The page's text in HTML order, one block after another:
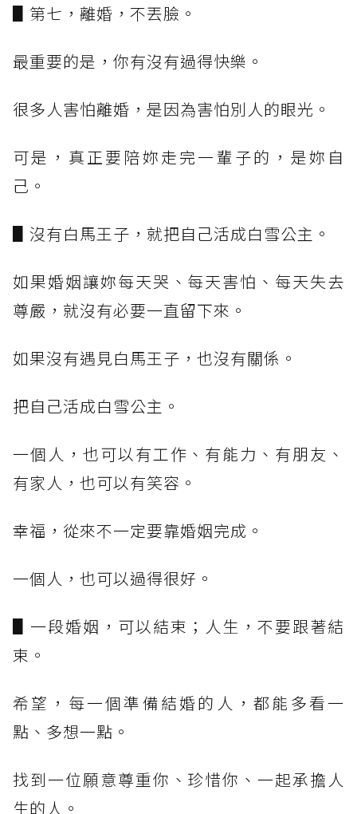
▋第七，離婚，不丟臉。
最重要的是，你有沒有過得快樂。
很多人害怕離婚，是因為害怕別人的眼光。
可是，真正要陪妳走完一輩子的，是妳自
己。
▋沒有白馬王子，就把自己活成白雪公主。
如果婚姻讓妳每天哭、每天害怕、每天失去
尊嚴，就沒有必要一直留下來。
如果沒有遇見白馬王子，也沒有關係。
把自己活成白雪公主。
一個人，也可以有工作、有能力、有朋友、
有家人，也可以有笑容。
幸福，從來不一定要靠婚姻完成。
一個人，也可以過得很好。
▋一段婚姻，可以結束；人生，不要跟著結
束。
希望，每一個準備結婚的人，都能多看一
點、多想一點。
找到一位願意尊重你、珍惜你、一起承擔人
生的人。